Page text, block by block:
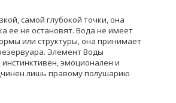
самой глубокой точки, она
ее не остановят. Вода не имеет
или структуры, она принимает
Элемент Воды
эмоционален и
лишь правому полушарию